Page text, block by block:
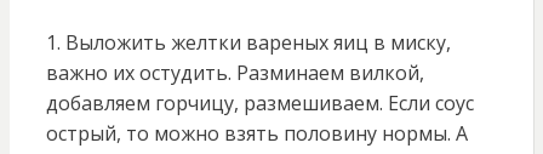
1. Выложить желтки вареных яиц в миску,
важно их остудить. Разминаем вилкой,
добавляем горчицу, размешиваем. Если соус
острый, то можно взять половину нормы. А